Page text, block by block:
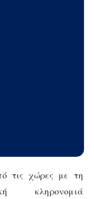
τις χώρες με τη
κληρονομιά